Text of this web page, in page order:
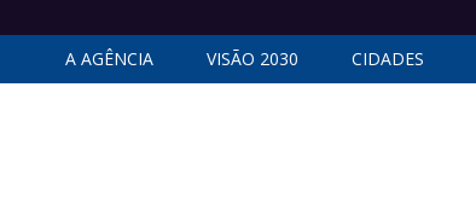
A AGÊNCIA VISÃO 2030 CIDADES